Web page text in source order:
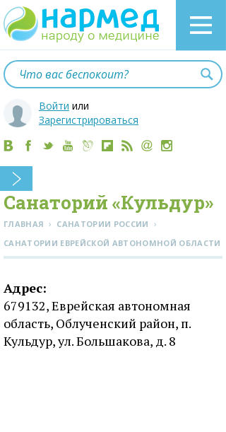
Войти или
Зарегистрироваться
Санаторий «Кульдур»
ГЛАВНАЯ › САНАТОРИИ РОССИИ ›
CАНАТОРИИ ЕВРЕЙСКОЙ АВТОНОМНОЙ ОБЛАСТИ
Адрес:
679132, Еврейская автономная
область, Облученский район, п.
Кульдур, ул. Большакова, д. 8